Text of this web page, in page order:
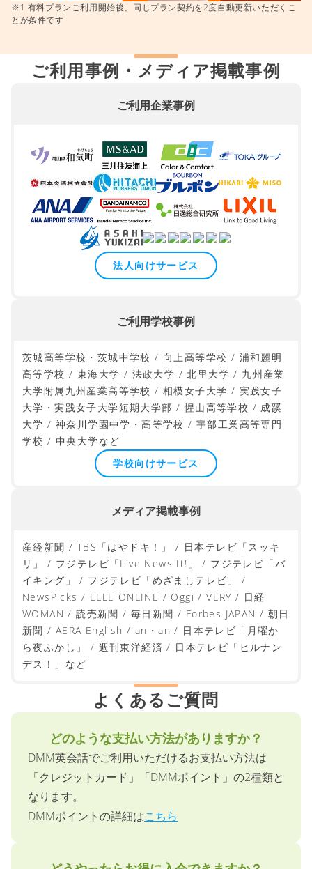
※1 有料プランご利用開始後、同じプラン契約を2度自動更新いただくこ
とが条件です
ご利用事例・メディア掲載事例
ご利用企業事例
茨城高等学校・茨城中学校 / 向上高等学校 / 浦和麗明
高等学校 / 東海大学 / 法政大学 / 北里大学 / 九州産業
大学附属九州産業高等学校 / 相模女子大学 / 実践女子
大学・実践女子大学短期大学部 / 惺山高等学校 / 成蹊
大学 / 神奈川学園中学・高等学校 / 宇部工業高等専門
学校 / 中央大学など
産経新聞 / TBS「はやドキ！」 / 日本テレビ「スッキ
リ」 / フジテレビ「Live News It!」 / フジテレビ「バ
イキング」 / フジテレビ「めざましテレビ」 /
NewsPicks / ELLE ONLINE / Oggi / VERY / 日経
WOMAN / 読売新聞 / 毎日新聞 / Forbes JAPAN / 朝日
新聞 / AERA English / an・an / 日本テレビ「月曜か
よくあるご質問
どのような支払い方法がありますか？
DMM英会話でご利用いただけるお支払い方法は
「クレジットカード」「DMMポイント」の2種類と
なります。